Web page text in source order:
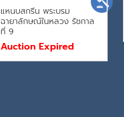
แหนบสกรีน พระบรม
ฉายาลักษณ์ในหลวง รัชกาล
ที่ 9
Auction Expired